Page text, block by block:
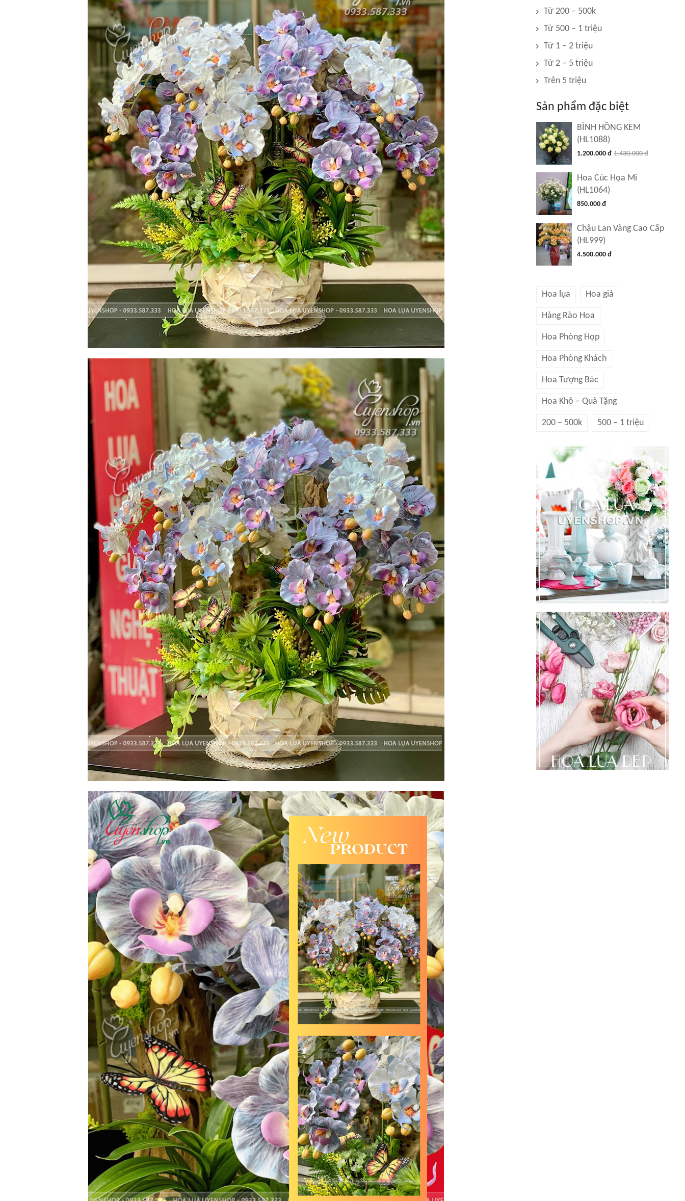
Từ 200 – 500k
Từ 500 – 1 triệu
Từ 1 – 2 triệu
Từ 2 – 5 triệu
Trên 5 triệu
Sản phẩm đặc biệt
BÌNH HỒNG KEM
(HL1088)
1.200.000 đ 1.430.000 đ
Hoa Cúc Họa Mi
(HL1064)
850.000 đ
Chậu Lan Vàng Cao Cấp
(HL999)
4.500.000 đ
Hoa lụa Hoa giả
Hàng Rào Hoa
Hoa Phòng Họp
Hoa Phòng Khách
Hoa Tượng Bác
Hoa Khô – Quà Tặng
200 – 500k 500 – 1 triệu